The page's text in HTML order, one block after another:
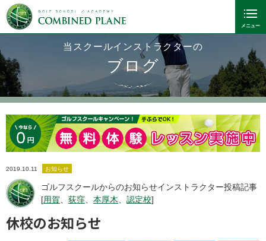
当スクールインストラクターの
ブログ
2019.10.11 お知らせ
ゴルフスクールからのお知らせインストラクター投稿記事
[用賀 荻窪 本厚木 認定校]
休校のお知らせ